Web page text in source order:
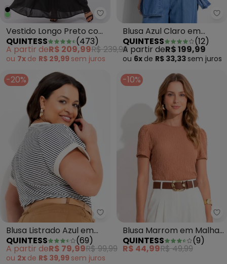
Quintess - Vestido Longo Preto
Vestido Longo Preto com
Cinto
QUINTESS (473)
A partir deR$ 209,99R$ 239,99
ou 7x de R$ 29,99 sem juros
Blusa Azul Claro em
Tecido Sarjado Jeans
QUINTESS (12)
A partir deR$ 199,99
ou 6x de R$ 33,33 sem juros
-20%
Quintess - Blusa Listrado Azul
Blusa Listrado Azul em
Moletom
QUINTESS (69)
A partir deR$ 79,99R$ 99,99
ou 2x de R$ 39,99 sem juros
-10%
Blusa Marrom em Malha
Texturizada
QUINTESS (9)
R$ 44,99R$ 49,99